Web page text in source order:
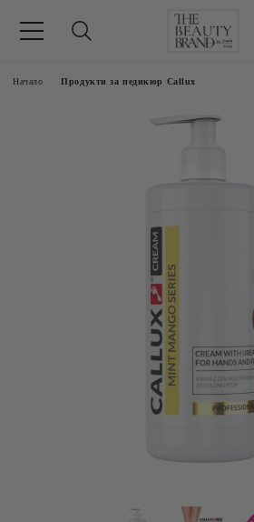
Начало Продукти за педикюр Callux